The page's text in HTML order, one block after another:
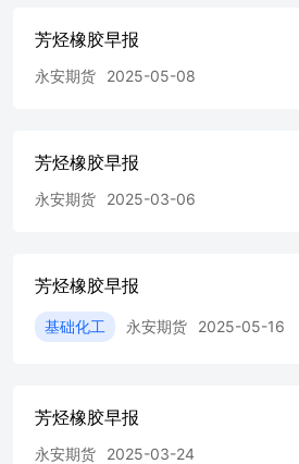
芳烃橡胶早报
永安期货 2025-05-08
芳烃橡胶早报
永安期货 2025-03-06
芳烃橡胶早报
基础化工 永安期货 2025-05-16
芳烃橡胶早报
永安期货 2025-03-24